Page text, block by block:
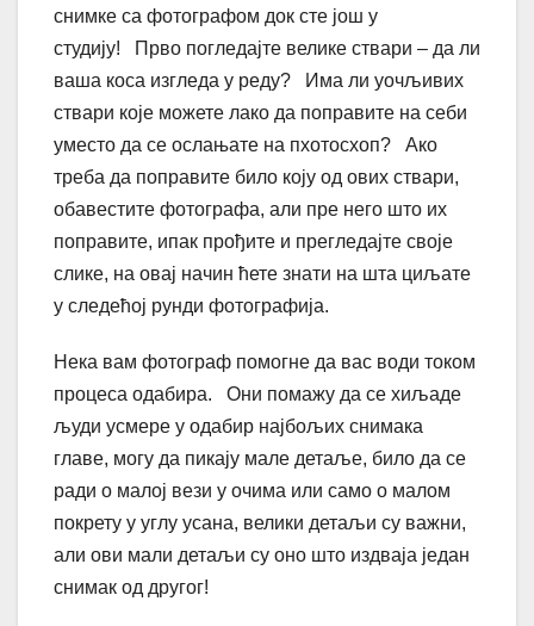
снимке са фотографом док сте још у
студију! Прво погледајте велике ствари – да ли
ваша коса изгледа у реду? Има ли уочљивих
ствари које можете лако да поправите на себи
уместо да се ослањате на пхотосхоп? Ако
треба да поправите било коју од ових ствари,
обавестите фотографа, али пре него што их
поправите, ипак прођите и прегледајте своје
слике, на овај начин ћете знати на шта циљате
у следећој рунди фотографија.
Нека вам фотограф помогне да вас води током
процеса одабира. Они помажу да се хиљаде
људи усмере у одабир најбољих снимака
главе, могу да пикају мале детаље, било да се
ради о малој вези у очима или само о малом
покрету у углу усана, велики детаљи су важни,
али ови мали детаљи су оно што издваја један
снимак од другог!